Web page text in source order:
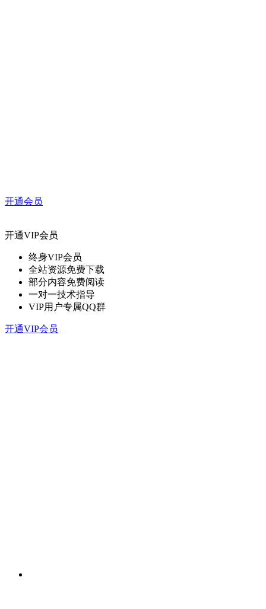
开通会员
开通VIP会员
终身VIP会员
全站资源免费下载
部分内容免费阅读
一对一技术指导
VIP用户专属QQ群
开通VIP会员